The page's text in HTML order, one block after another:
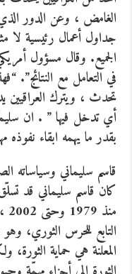
الغامض ، وعن الدور
جداول أعمال رئيسية لا
الجميع. وقال مسؤول
في التعامل مع النتائج”.
تحدث ، ويترك العراقيين
أي تدخل فيها ” . ان
بقدر ما يهمه ابقاء نفوذه
قاسم سليماني وسياساته
كان قاسم سليماني قد
التابع للحرس الثوري،
المعلنة هي حماية